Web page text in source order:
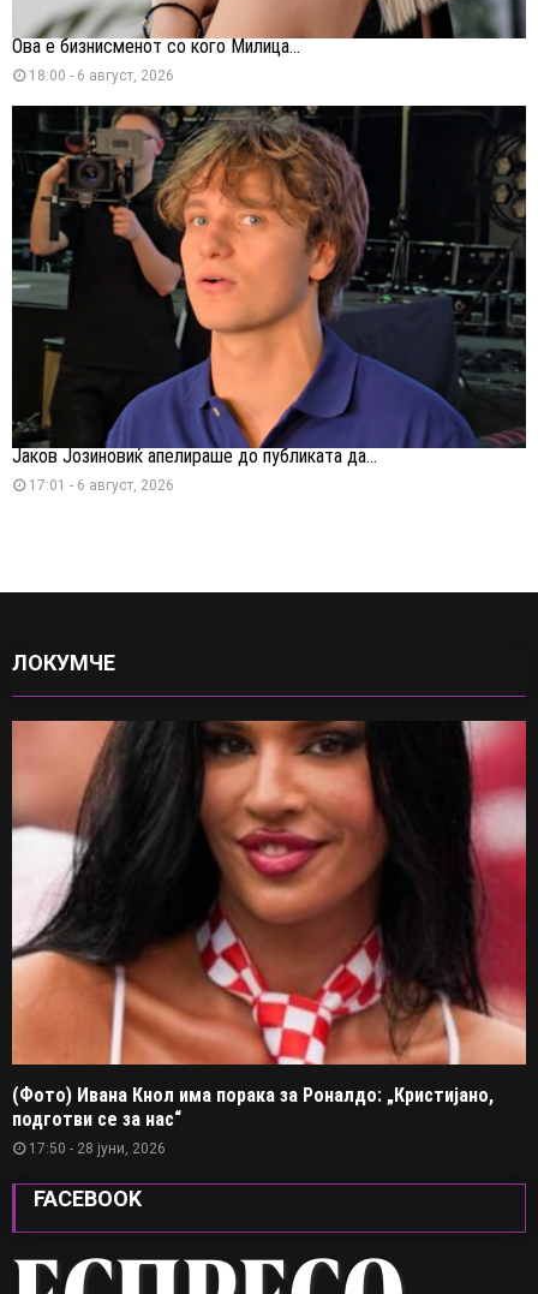
Ова е бизнисменот со кого Милица...
18:00 - 6 август, 2026
Јаков Јозиновиќ апелираше до публиката да...
17:01 - 6 август, 2026
ЛОКУМЧЕ
(Фото) Ивана Кнол има порака за Роналдо: „Кристијано,
подготви се за нас“
17:50 - 28 јуни, 2026
FACEBOOK